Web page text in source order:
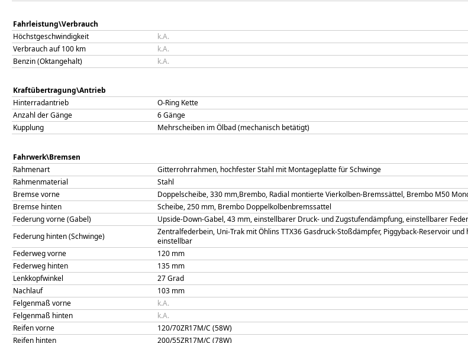
Fahrleistung\Verbrauch
Höchstgeschwindigkeit
k.A.
Verbrauch auf 100 km
k.A.
Benzin (Oktangehalt)
k.A.
Kraftübertragung\Antrieb
Hinterradantrieb
O-Ring Kette
Anzahl der Gänge
6 Gänge
Kupplung
Mehrscheiben im Ölbad (mechanisch betätigt)
Fahrwerk\Bremsen
Rahmenart
Gitterrohrrahmen, hochfester Stahl mit Montageplatte für Schwinge
Rahmenmaterial
Stahl
Bremse vorne
Doppelscheibe, 330 mm,Brembo, Radial montierte Vierkolben-Bremssättel, Brembo M50
Bremse hinten
Scheibe, 250 mm, Brembo Doppelkolbenbremssattel
Federung vorne (Gabel)
Upside-Down-Gabel, 43 mm, einstellbarer Druck- und Zugstufendämpfung, einstellbarer
Federung hinten (Schwinge)
Zentralfederbein, Uni-Trak mit Öhlins TTX36 Gasdruck-Stoßdämpfer, Piggyback-Reservoir
einstellbar
Federweg vorne
120 mm
Federweg hinten
135 mm
Lenkkopfwinkel
27Grad
Nachlauf
103 mm
Felgenmaß vorne
k.A.
Felgenmaß hinten
k.A.
Reifen vorne
120/70ZR17M/C (58W)
Reifen hinten
200/55ZR17M/C (78W)